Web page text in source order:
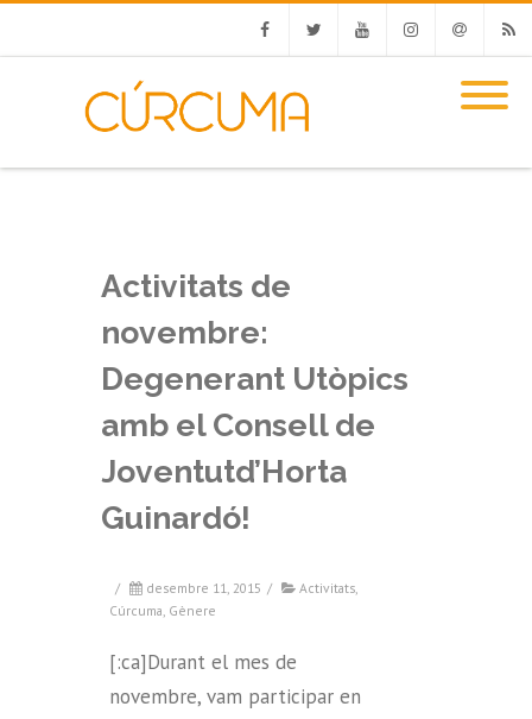
Email RSS
Activitats de
novembre:
Degenerant Utòpics
amb el Consell de
Joventutd’Horta
Guinardó!
/ desembre 11, 2015 / Activitats,
Cúrcuma, Gènere
[:ca]Durant el mes de
novembre, vam participar en